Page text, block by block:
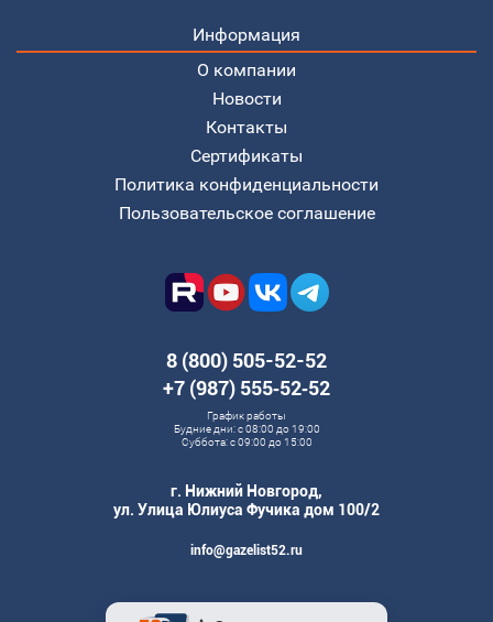
Информация
О компании
Новости
Контакты
Сертификаты
Политика конфиденциальности
Пользовательское соглашение
8 (800) 505-52-52
+7 (987) 555‑52‑52
График работы
Будние дни: с 08:00 до 19:00
Суббота: с 09:00 до 15:00
г. Нижний Новгород,
ул. Улица Юлиуса Фучика дом 100/2
info@gazelist52.ru